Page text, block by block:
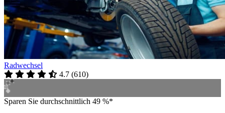
Radwechsel
4.7 (610)
Sparen Sie durchschnittlich 49 %*